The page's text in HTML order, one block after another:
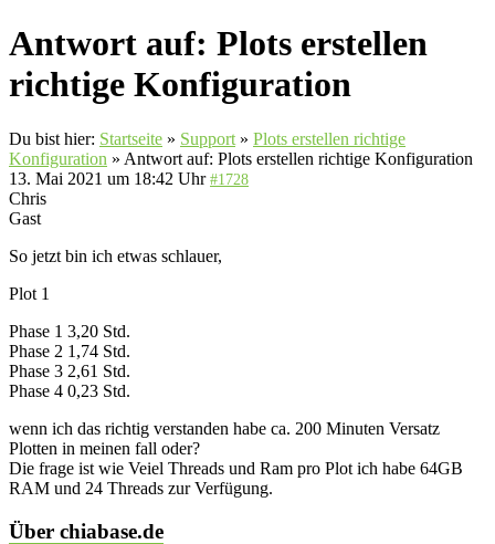
Antwort auf: Plots erstellen
richtige Konfiguration
Du bist hier: Startseite » Support » Plots erstellen richtige
Konfiguration » Antwort auf: Plots erstellen richtige Konfiguration
13. Mai 2021 um 18:42 Uhr #1728
Chris
Gast
So jetzt bin ich etwas schlauer,
Plot 1
Phase 1 3,20 Std.
Phase 2 1,74 Std.
Phase 3 2,61 Std.
Phase 4 0,23 Std.
wenn ich das richtig verstanden habe ca. 200 Minuten Versatz
Plotten in meinen fall oder?
Die frage ist wie Veiel Threads und Ram pro Plot ich habe 64GB
RAM und 24 Threads zur Verfügung.
Über chiabase.de